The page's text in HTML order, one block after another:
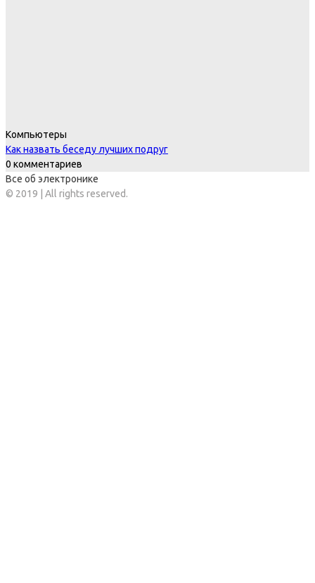
Компьютеры
Как назвать беседу лучших подруг
0 комментариев
Все об электронике
© 2019 | All rights reserved.